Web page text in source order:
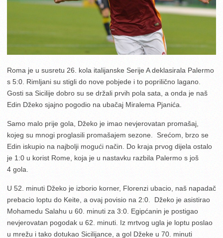
Roma je u susretu 26. kola italijanske Serije A deklasirala Palermo
s 5:0. Rimljani su stigli do nove pobjede i to poprilično lagano.
Gosti sa Sicilije dobro su se držali prvih pola sata, a onda je naš
Edin Džeko sjajno pogodio na ubačaj Miralema Pjanića.
Samo malo prije gola, Džeko je imao nevjerovatan promašaj,
kojeg su mnogi proglasili promašajem sezone. Srećom, brzo se
Edin iskupio na najbolji mogući način. Do kraja prvog dijela ostalo
je 1:0 u korist Rome, koja je u nastavku razbila Palermo s još
4 gola.
U 52. minuti Džeko je izborio korner, Florenzi ubacio, naš napadač
prebacio loptu do Keite, a ovaj povisio na 2:0. Džeko je asistirao
Mohamedu Salahu u 60. minuti za 3:0. Egipćanin je postigao
nevjerovatan pogodak u 62. minuti. Iz mrtvog ugla je loptu poslao
u mrežu i tako dotukao Sicilijance, a gol Džeke u 70. minuti